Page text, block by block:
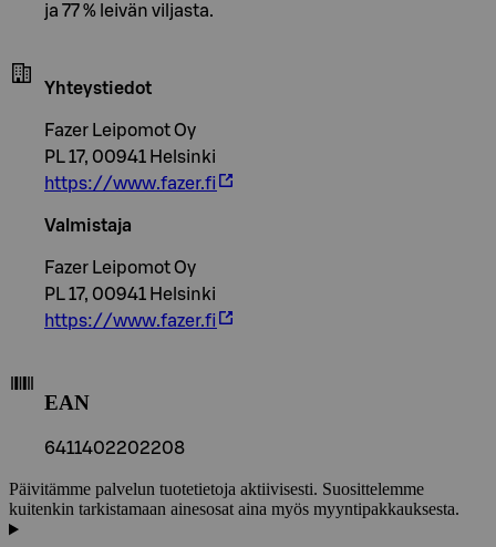
ja 77 % leivän viljasta.
Yhteystiedot
Fazer Leipomot Oy
PL 17, 00941 Helsinki
https://www.fazer.fi
Valmistaja
Fazer Leipomot Oy
PL 17, 00941 Helsinki
https://www.fazer.fi
EAN
6411402202208
Päivitämme palvelun tuotetietoja aktiivisesti. Suosittelemme
kuitenkin tarkistamaan ainesosat aina myös myyntipakkauksesta.